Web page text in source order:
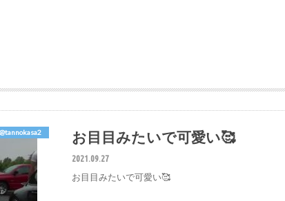
お目目みたいで可愛い🥰
2021.09.27
お目目みたいで可愛い🥰